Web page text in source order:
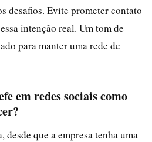
desafios. Evite prometer contato
intenção real. Um tom de
para manter uma rede de
em redes sociais como
desde que a empresa tenha uma